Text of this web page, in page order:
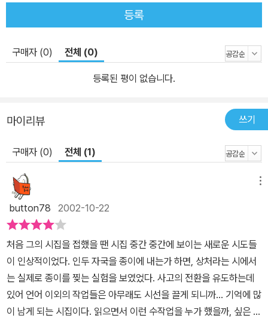
등록
구매자 (0) 전체 (0)
등록된 평이 없습니다.
마이리뷰 쓰기
구매자 (0) 전체 (1)
button78 2002-10-22
처음 그의 시집을 접했을 땐 시집 중간 중간에 보이는 새로운 시도들
이 인상적이었다. 인두 자국을 종이에 내는가 하면, 상처라는 시에서
는 실제로 종이를 찢는 실험을 보였었다. 사고의 전환을 유도하는데
있어 언어 이외의 작업들은 아무래도 시선을 끌게 되니까... 기억에 많
이 남게 되는 시집이다. 읽으면서 이런 수작업을 누가 했을까, 싶은 염